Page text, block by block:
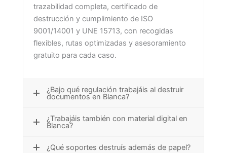
trazabilidad completa, certificado de
destrucción y cumplimiento de ISO
9001/14001 y UNE 15713, con recogidas
flexibles, rutas optimizadas y asesoramiento
gratuito para cada caso.
¿Bajo qué regulación trabajáis al destruir
documentos en Blanca?
¿Trabajáis también con material digital en
Blanca?
¿Qué soportes destruís además de papel?